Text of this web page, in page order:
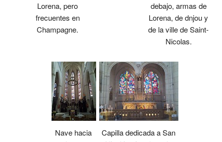
Lorena, pero
frecuentes en
Champagne.
debajo, armas de
Lorena, de dnjou y
de la ville de Saint-
Nicolas.
Nave hacia
Capilla dedicada a San